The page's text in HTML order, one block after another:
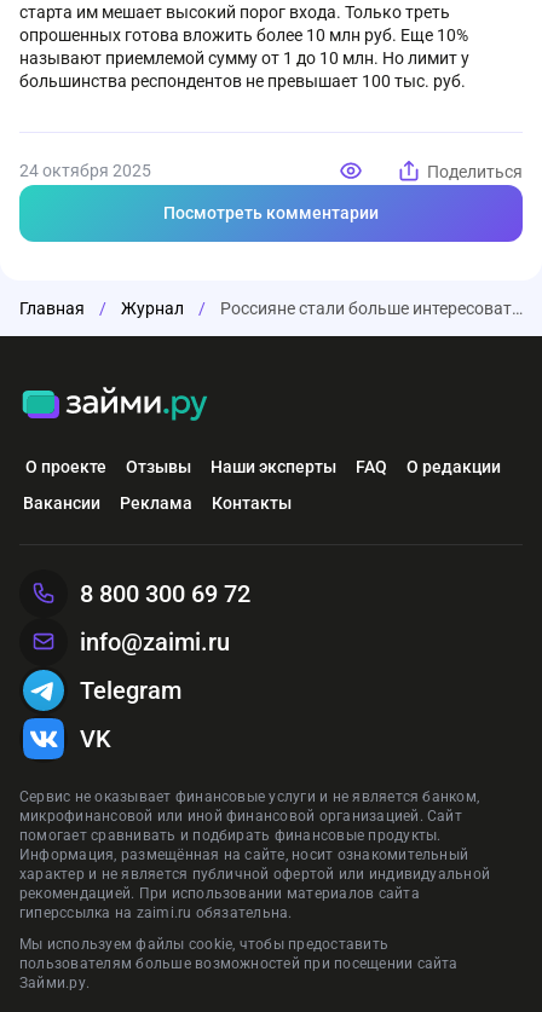
старта им мешает высокий порог входа. Только треть
опрошенных готова вложить более 10 млн руб. Еще 10%
называют приемлемой сумму от 1 до 10 млн. Но лимит у
большинства респондентов не превышает 100 тыс. руб.
24 октября 2025 Поделиться
Посмотреть комментарии
Главная / Журнал / Россияне стали больше интересоваться инвестициями в недвижимость
О проекте Отзывы Наши эксперты FAQ
О редакции
Вакансии
Реклама Контакты
Сервис не оказывает финансовые услуги и не является банком,
микрофинансовой или иной финансовой организацией. Сайт
помогает сравнивать и подбирать финансовые продукты.
Информация, размещённая на сайте, носит ознакомительный
характер и не является публичной офертой или индивидуальной
рекомендацией. При использовании материалов сайта
гиперссылка на zaimi.ru обязательна.
Мы используем файлы cookie, чтобы предоставить
пользователям больше возможностей при посещении сайта
Займи.ру.
8 800 300 69 72
info@zaimi.ru
Telegram
VK